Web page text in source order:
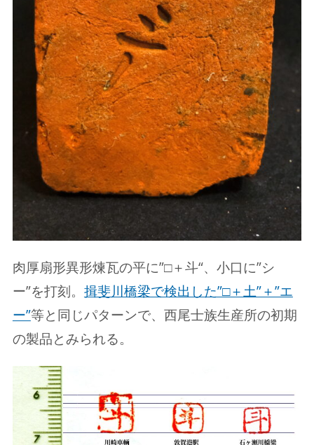
肉厚扇形異形煉瓦の平に”□＋斗“、小口に”シ
ー”を打刻。 揖斐川橋梁で検出した”□＋土”＋”エ
ー”等と同じパターンで、西尾士族生産所の初期
の製品とみられる。